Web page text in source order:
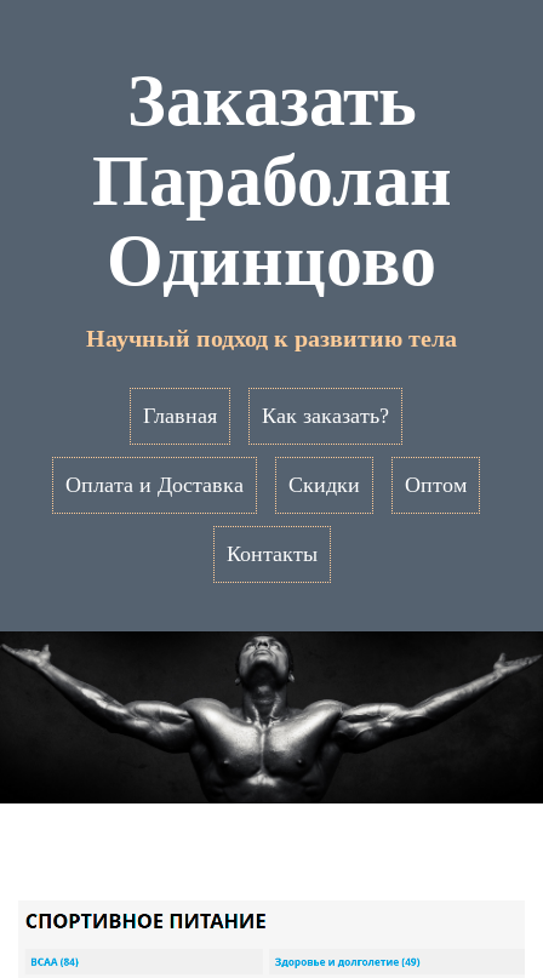
Заказать
Параболан
Одинцово
Научный подход к развитию тела
Главная Как заказать?
Оплата и Доставка Скидки Оптом
Контакты